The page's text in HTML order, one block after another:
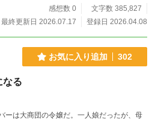
聴きながら、物語の深淵を覗け。
感想数 0
文字数 385,827
最終更新日 2026.07.17
登録日 2026.04.08
お気に入り追加 302
なる
ーは大商団の令嬢だ。一人娘だったが、母